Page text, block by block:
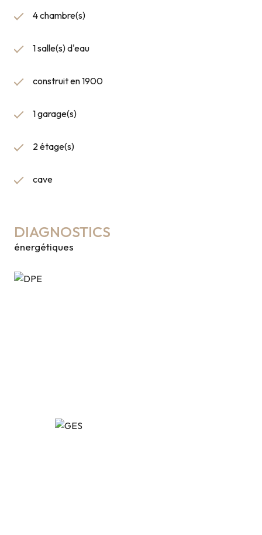
4 chambre(s)
1 salle(s) d'eau
construit en 1900
1 garage(s)
2 étage(s)
cave
DIAGNOSTICS
énergétiques